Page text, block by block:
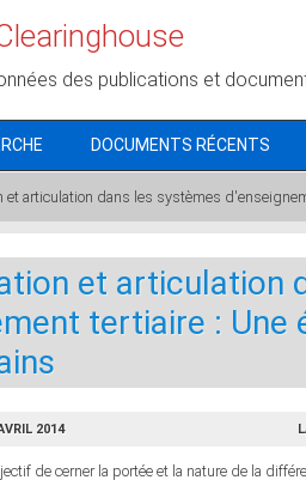
des publications et
DOCUMENTS RÉCENTS
et articulation dans les systèmes
et articulation
tertiaire : Une
2014
de cerner la portée et la nature de la